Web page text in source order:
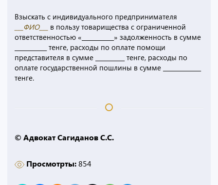
Взыскать с индивидуального предпринимателя
___ФИО___
в пользу товарищества с ограниченной
ответственностью «___________» задолженность в сумме
___________ тенге, расходы по оплате помощи
представителя в сумме __________ тенге, расходы по
оплате государственной пошлины в сумме _____________
тенге.
© Адвокат Сагиданов С.С.
Просмотрты:854